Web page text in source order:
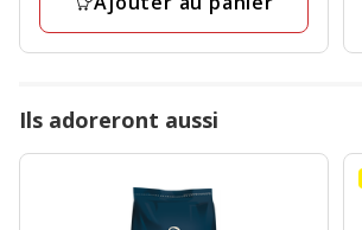
11.50€
Ils adoreront aussi